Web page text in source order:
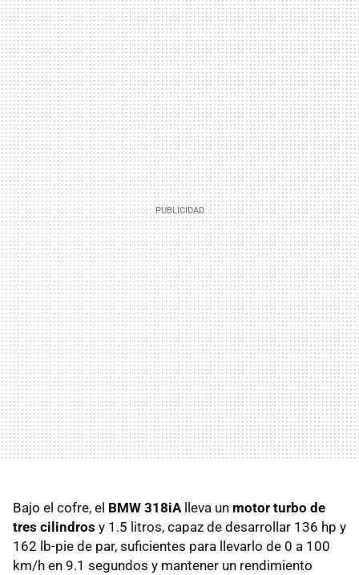
Bajo el cofre, el BMW 318iA lleva un motor turbo de
tres cilindros y 1.5 litros, capaz de desarrollar 136 hp y
162 lb-pie de par, suficientes para llevarlo de 0 a 100
km/h en 9.1 segundos y mantener un rendimiento